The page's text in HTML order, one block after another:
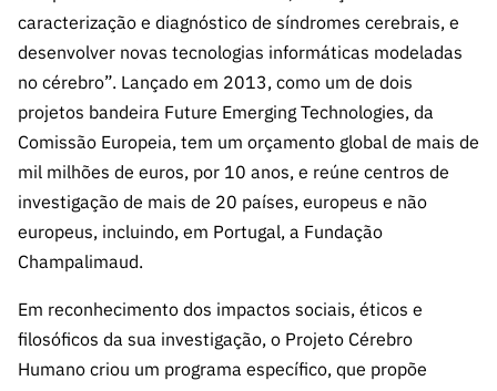
caracterização e diagnóstico de síndromes cerebrais, e
desenvolver novas tecnologias informáticas modeladas
no cérebro”. Lançado em 2013, como um de dois
projetos bandeira Future Emerging Technologies, da
Comissão Europeia, tem um orçamento global de mais de
mil milhões de euros, por 10 anos, e reúne centros de
investigação de mais de 20 países, europeus e não
europeus, incluindo, em Portugal, a Fundação
Champalimaud.
Em reconhecimento dos impactos sociais, éticos e
filosóficos da sua investigação, o Projeto Cérebro
Humano criou um programa específico, que propõe